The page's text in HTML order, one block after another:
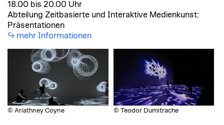
18.00 bis 20.00 Uhr
Abteilung Zeitbasierte und Interaktive Medienkunst:
Präsentationen
mehr Informationen
© Ariathney Coyne © Teodor Dumitrache